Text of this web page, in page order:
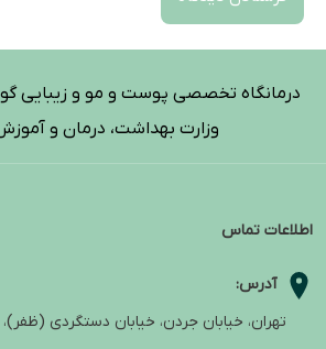
درمانگاه تخصصی پوست و مو و زیبایی
وزارت بهداشت، درمان و
اطلاعات تماس
آدرس:
تهران، خیابان جردن، خیابان دستگردی (ظفر)، پلاک 251،